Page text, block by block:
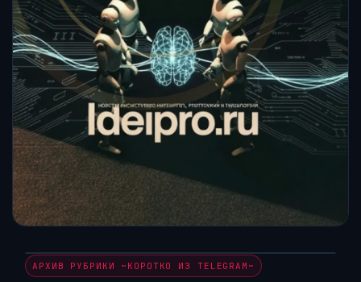
АРХИВ РУБРИКИ ~КОРОТКО ИЗ TELEGRAM~